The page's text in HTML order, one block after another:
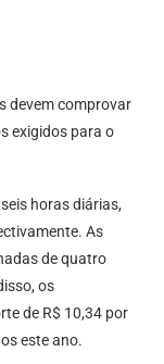
devem comprovar
exigidos para o
horas diárias,
As
de quatro
os
de R$ 10,34 por
este ano.